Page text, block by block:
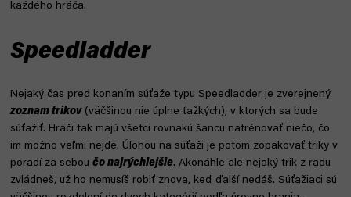
každého hráča.
Speedladder
Nejaký čas pred konaním súťaže typu Speedladder je zverejnený
zoznam trikov(väčšinou nie úplne ťažkých), v ktorých sa bude
súťažiť. Hráči tak majú všetci rovnakú šancu natrénovať niečo, čo
im možno veľmi nejde. Úlohou na súťaži je potom zopakovať triky v
poradí za sebou čo najrýchlejšie. Akonáhle ale nejaký trik z radu
zvládneš, už ho nemusíš robiť znova, keď ďalší nedáš. Súťažiaci sú